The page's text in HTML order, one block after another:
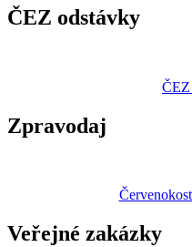
ČEZ odstávky
ČEZ
Zpravodaj
Veřejné zakázky